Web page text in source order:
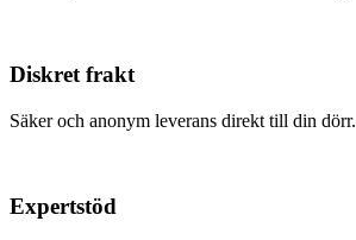
Diskret frakt
Säker och anonym leverans direkt till din dörr.
Expertstöd